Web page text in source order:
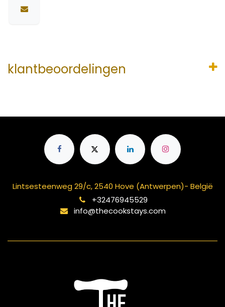
klantbeoordelingen
Lintsesteenweg 29/c, 2540 Hove (Antwerpen)- België
+32476945529
info@thecookstays.com